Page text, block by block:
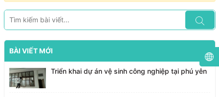
BÀI VIẾT MỚI
Triển khai dự án vệ sinh công nghiệp tại phú yên